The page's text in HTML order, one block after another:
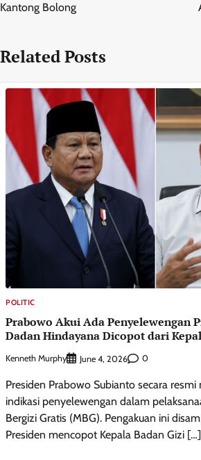
Kantong Bolong
Related Posts
POLITIC
Prabowo Akui Ada Penyelewengan
Dadan Hindayana Dicopot dari
Kenneth Murphy June 4, 2026 0
Presiden Prabowo Subianto secara resmi
indikasi penyelewengan dalam
Bergizi Gratis (MBG). Pengakuan ini
Presiden mencopot Kepala Badan Gizi […]